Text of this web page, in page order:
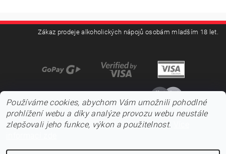
Zákaz prodeje alkoholických nápojů osobám mladším 18 let.
Používáme cookies, abychom Vám umožnili pohodlné
prohlížení webu a díky analýze provozu webu neustále
zlepšovali jeho funkce, výkon a použitelnost.